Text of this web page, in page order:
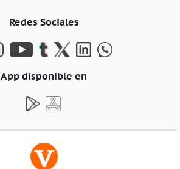
Redes Sociales
App disponible en